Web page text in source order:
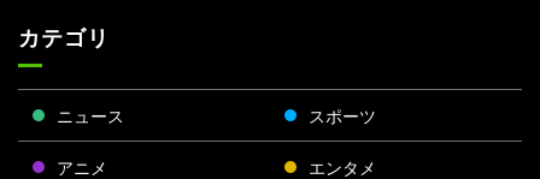
カテゴリ
ニュース スポーツ
アニメ エンタメ